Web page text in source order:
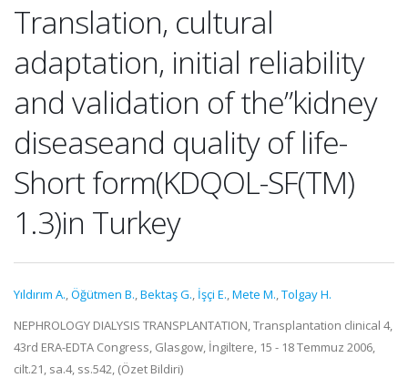
Translation, cultural
adaptation, initial reliability
and validation of the”kidney
diseaseand quality of life-
Short form(KDQOL-SF(TM)
1.3)in Turkey
Yıldırım A.,Öğütmen B.,Bektaş G., İşçi E.,Mete M.,Tolgay H.
NEPHROLOGY DIALYSIS TRANSPLANTATION, Transplantation clinical 4,
43rd ERA-EDTA Congress, Glasgow, İngiltere, 15 - 18 Temmuz 2006,
cilt.21, sa.4, ss.542, (Özet Bildiri)